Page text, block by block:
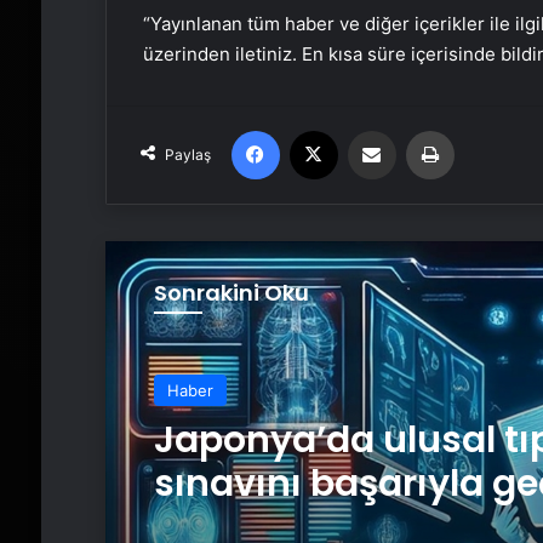
“Yayınlanan tüm haber ve diğer içerikler ile
üzerinden iletiniz. En kısa süre içerisinde
Paylaş
Facebook Email'den paylaş
Sonrakini Oku
Haber
Japonya’da ulusal
sınavını başarıyla
yapay zeka